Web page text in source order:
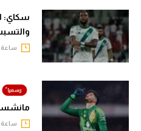
القسم الثاني
رياضات أخرى
كرة السلة الأمريكية
كرة سلة
سكاي:
ساعة
ساعة